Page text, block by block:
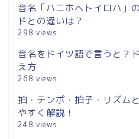
音名「ハニホヘトイロハ」
ドとの違いは？
298 views
音名をドイツ語で言うと？
え方
268 views
拍・テンポ・拍子・リズム
やすく解説！
248 views